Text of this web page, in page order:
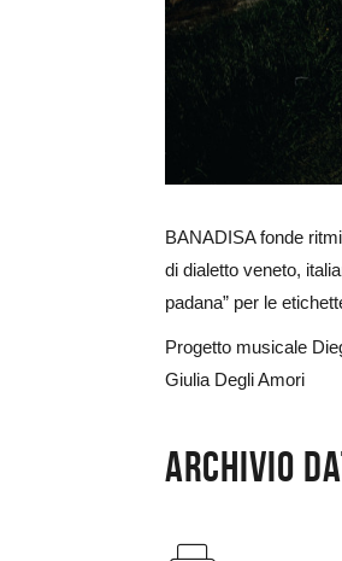
BANADISA fonde
di dialetto veneto,
padana” per le
Progetto musicale
Giulia Degli Amori
Archivio